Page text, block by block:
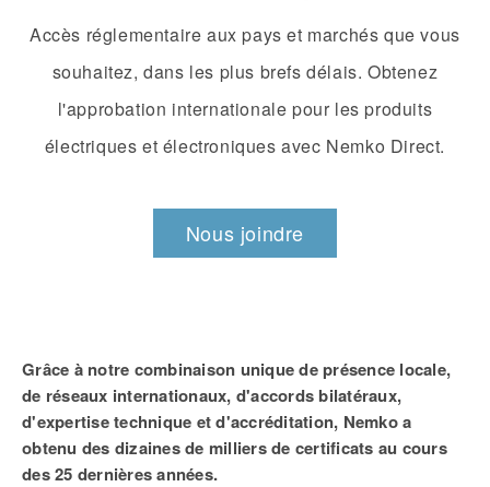
Accès réglementaire aux pays et marchés que vous
souhaitez, dans les plus brefs délais. Obtenez
l'approbation internationale pour les produits
électriques et électroniques avec Nemko Direct.
Nous joindre
Grâce à notre combinaison unique de présence locale,
de réseaux internationaux, d'accords bilatéraux,
d'expertise technique et d'accréditation, Nemko a
obtenu des dizaines de milliers de certificats au cours
des 25 dernières années.